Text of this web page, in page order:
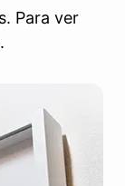
Para ver